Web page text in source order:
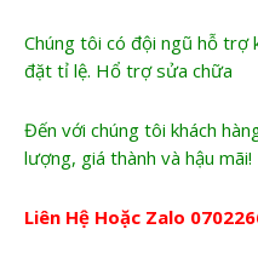
Chúng tôi có đội ngũ hỗ trợ
đặt tỉ lệ. Hổ trợ sửa chữa
Đến với chúng tôi khách
lượng, giá thành và hậu mãi!
Liên Hệ Hoặc Zalo